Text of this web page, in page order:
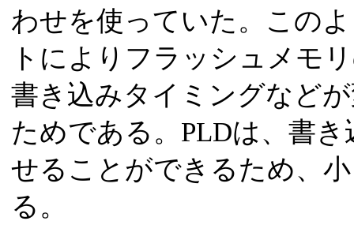
わせを使っていた。この
トによりフラッシュメモ
書き込みタイミングなど
ためである。PLDは、書
せることができるため、
る。